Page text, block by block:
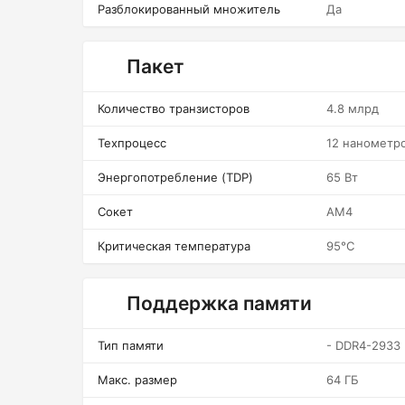
Разблокированный множитель Да
Пакет
Количество транзисторов 4.8 млрд
Техпроцесс 12
Энергопотребление (TDP) 65 Вт
Сокет AM4
Критическая температура 95°C
Поддержка памяти
Тип памяти - DDR4-2933
Макс. размер 64 ГБ